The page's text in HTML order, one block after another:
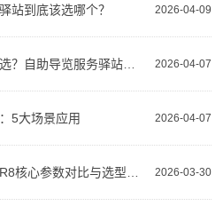
2026-04-09
站到底该选哪个？
2026-04-07
2026-04-07
5大场景应用
2026-03-30